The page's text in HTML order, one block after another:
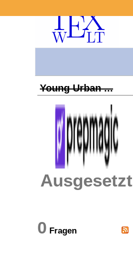
Young Urban ...
Ausgesetzt
0 Fragen